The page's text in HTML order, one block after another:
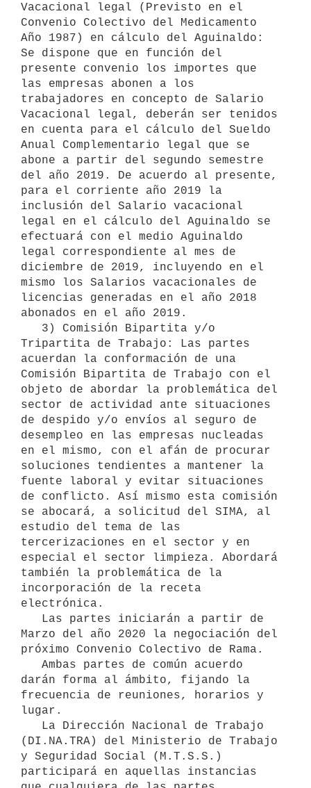
Vacacional legal (Previsto en el
Convenio Colectivo del Medicamento
Año 1987) en cálculo del Aguinaldo:
Se dispone que en función del
presente convenio los importes que
las empresas abonen a los
trabajadores en concepto de Salario
Vacacional legal, deberán ser tenidos
en cuenta para el cálculo del Sueldo
Anual Complementario legal que se
abone a partir del segundo semestre
del año 2019. De acuerdo al presente,
para el corriente año 2019 la
inclusión del Salario vacacional
legal en el cálculo del Aguinaldo se
efectuará con el medio Aguinaldo
legal correspondiente al mes de
diciembre de 2019, incluyendo en el
mismo los Salarios vacacionales de
licencias generadas en el año 2018
abonados en el año 2019.
Tripartita de Trabajo: Las partes
acuerdan la conformación de una
Comisión Bipartita de Trabajo con el
objeto de abordar la problemática del
sector de actividad ante situaciones
de despido y/o envíos al seguro de
desempleo en las empresas nucleadas
en el mismo, con el afán de procurar
soluciones tendientes a mantener la
fuente laboral y evitar situaciones
de conflicto. Así mismo esta comisión
se abocará, a solicitud del SIMA, al
estudio del tema de las
tercerizaciones en el sector y en
especial el sector limpieza. Abordará
también la problemática de la
incorporación de la receta
electrónica.
Marzo del año 2020 la negociación del
próximo Convenio Colectivo de Rama.
darán forma al ámbito, fijando la
frecuencia de reuniones, horarios y
lugar.
(DI.NA.TRA) del Ministerio de Trabajo
y Seguridad Social (M.T.S.S.)
participará en aquellas instancias